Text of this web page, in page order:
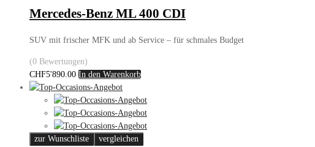
Mercedes-Benz ML 400 CDI
SUV mit frischer MFK und ab Service – für schmales Budget
(0 Bewertungen)
CHF5'890.00 In den Warenkorb
zur Wunschliste
vergleichen